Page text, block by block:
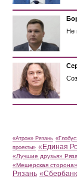
Не
«Атрон» Рязань
проекты» «Единая
«Лучшие друзья»
«Мещерская сторона»
Рязань